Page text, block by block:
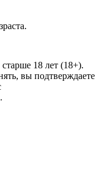
18 лет (18+).
вы подтверждаете